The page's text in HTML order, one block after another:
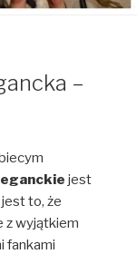
–
jest
jest to, że
z wyjątkiem
fankami